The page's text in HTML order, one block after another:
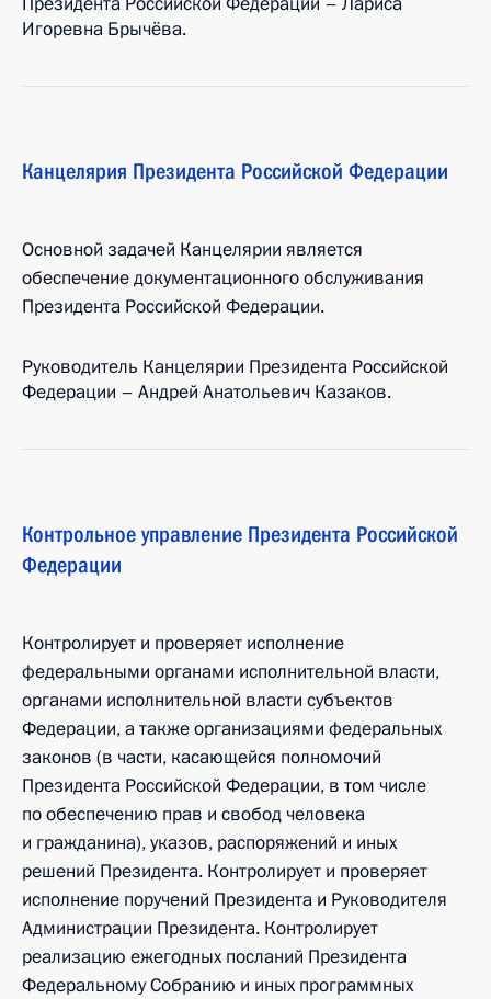
Игоревна Брычёва.
Канцелярия Президента Российской Федерации
Основной задачей Канцелярии является
обеспечение документационного обслуживания
Президента Российской Федерации.
Руководитель Канцелярии Президента Российской
Федерации – Андрей Анатольевич Казаков.
Контрольное управление Президента Российской
Федерации
Контролирует и проверяет исполнение
федеральными органами исполнительной власти,
органами исполнительной власти субъектов
Федерации, а также организациями федеральных
законов (в части, касающейся полномочий
Президента Российской Федерации, в том числе
по обеспечению прав и свобод человека
и гражданина), указов, распоряжений и иных
решений Президента. Контролирует и проверяет
исполнение поручений Президента и Руководителя
Администрации Президента. Контролирует
реализацию ежегодных посланий Президента
Федеральному Собранию и иных программных